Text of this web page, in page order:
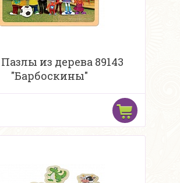
из дерева 89143
"Барбоскины"